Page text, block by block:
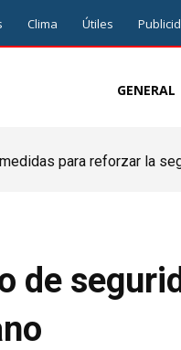
Clima Útiles
GENERAL
para reforzar la
de